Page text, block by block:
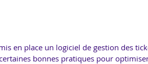
en place un logiciel de gestion des
bonnes pratiques pour